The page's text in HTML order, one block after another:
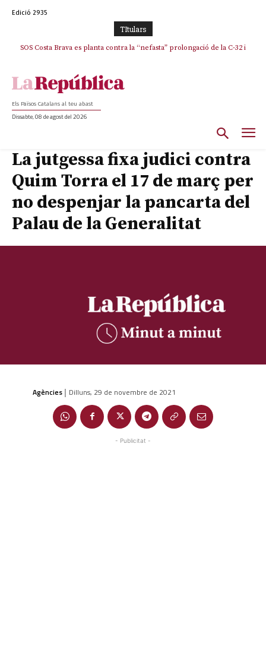
Edició 2935
TItulars
SOS Costa Brava es planta contra la “nefasta” prolongació de la C-32 i
Els Països Catalans al teu abast
Dissabte, 08 de agost del 2026
La jutgessa fixa judici contra
Quim Torra el 17 de març per
no despenjar la pancarta del
Palau de la Generalitat
Agències | Dilluns, 29 de novembre de 2021
- Publicitat -